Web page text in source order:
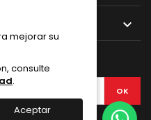

mejorar su
consulte
.
Aceptar